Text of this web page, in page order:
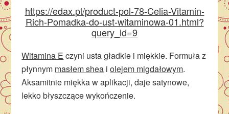
https://edax.pl/product-pol-78-Celia-Vitamin-
Rich-Pomadka-do-ust-witaminowa-01.html?
query_id=9
Witamina E czyni usta gładkie i miękkie. Formuła z
płynnym masłem shea iolejem migdałowym.
Aksamitnie miękka w aplikacji, daje satynowe,
lekko błyszczące wykończenie.